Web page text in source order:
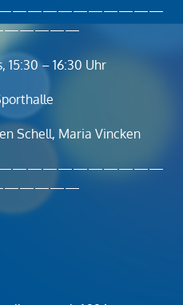
15:30 – 16:30 Uhr
Schell, Maria Vincken